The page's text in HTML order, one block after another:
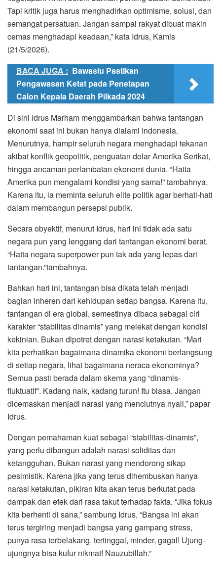
Tapi kritik juga harus menghadirkan optimisme, solusi, dan
semangat persatuan. Jangan sampai rakyat dibuat makin
cemas menghadapi keadaan,” kata Idrus, Kamis
(21/5/2026).
BACA JUGA : Bawaslu Pastikan
Pengawasan Ketat pada Penetapan
Calon Kepala Daerah Pilkada 2024
Di sini Idrus Marham menggambarkan bahwa tantangan
ekonomi saat ini bukan hanya dialami Indonesia.
Menurutnya, hampir seluruh negara menghadapi tekanan
akibat konflik geopolitik, penguatan dolar Amerika Serikat,
hingga ancaman perlambatan ekonomi dunia. “Hatta
Amerika pun mengalami kondisi yang sama!” tambahnya.
Karena itu, ia meminta seluruh elite politik agar berhati-hati
dalam membangun persepsi publik.
Secara obyektif, menurut Idrus, hari ini tidak ada satu
negara pun yang lenggang dari tantangan ekonomi berat.
“Hatta negara superpower pun tak ada yang lepas dari
tantangan.”tambahnya.
Bahkan hari ini, tantangan bisa dikata telah menjadi
bagian inheren dari kehidupan setiap bangsa. Karena itu,
tantangan di era global, semestinya dibaca sebagai ciri
karakter “stabilitas dinamis” yang melekat dengan kondisi
kekinian. Bukan dipotret dengan narasi ketakutan. “Mari
kita perhatikan bagaimana dinamika ekonomi berlangsung
di setiap negara, lihat bagaimana neraca ekonominya?
Semua pasti berada dalam skema yang “dinamis-
fluktuatif”. Kadang naik, kadang turun! Itu biasa. Jangan
dicemaskan menjadi narasi yang menciutnya nyali,” papar
Idrus.
Dengan pemahaman kuat sebagai “stabilitas-dinamis”,
yang perlu dibangun adalah narasi soliditas dan
ketangguhan. Bukan narasi yang mendorong sikap
pesimistik. Karena jika yang terus dihembuskan hanya
narasi ketakutan, pikiran kita akan terus berkutat pada
dampak dan efek dari rasa takut terhadap fakta. “Jika fokus
kita berhenti di sana,” sambung Idrus, “Bangsa ini akan
terus tergiring menjadi bangsa yang gampang stress,
punya rasa terbelakang, tertinggal, minder, gagal! Ujung-
ujungnya bisa kufur nikmat! Nauzubillah.”